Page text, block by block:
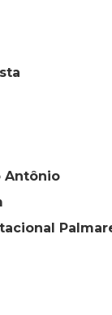
Antônio